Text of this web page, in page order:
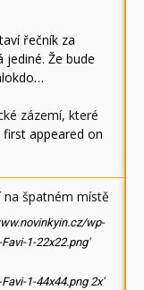
řečník za
jediné. Že bude
zázemí, které
first appeared on
na špatném místě
wp-
1-22x22.png'
1-44x44.png 2x'